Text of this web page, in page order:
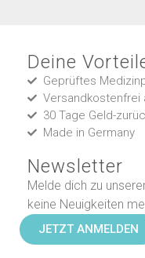
Deine
Geprüftes
Versandkostenfrei
30 Tage Geld-
Made in Germany
Newsletter
Melde dich zu
keine Neuigkeiten
JETZT ANMELDEN